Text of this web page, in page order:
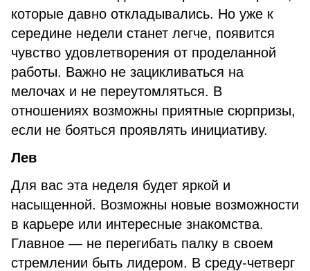
которые давно откладывались. Но уже к
середине недели станет легче, появится
чувство удовлетворения от проделанной
работы. Важно не зацикливаться на
мелочах и не переутомляться. В
отношениях возможны приятные сюрпризы,
если не бояться проявлять инициативу.
Лев
Для вас эта неделя будет яркой и
насыщенной. Возможны новые возможности
в карьере или интересные знакомства.
Главное — не перегибать палку в своем
стремлении быть лидером. В среду-четверг